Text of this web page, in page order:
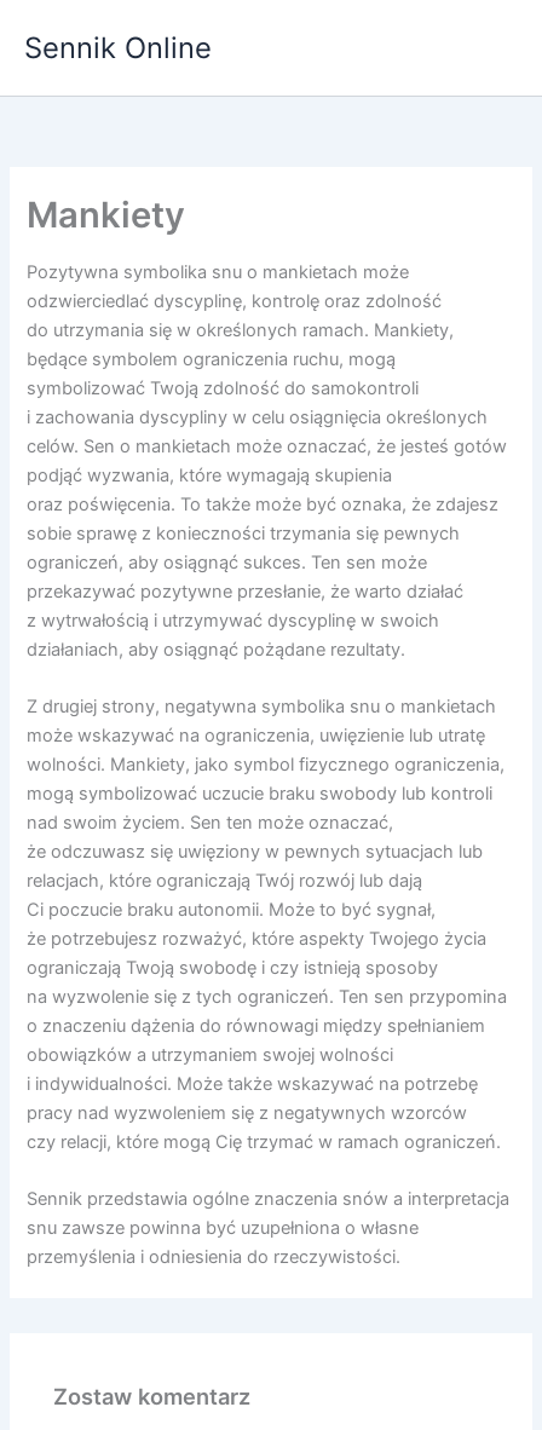
Sennik Online
Mankiety
Pozytywna symbolika snu o mankietach może
odzwierciedlać dyscyplinę, kontrolę oraz zdolność
do utrzymania się w określonych ramach. Mankiety,
będące symbolem ograniczenia ruchu, mogą
symbolizować Twoją zdolność do samokontroli
i zachowania dyscypliny w celu osiągnięcia określonych
celów. Sen o mankietach może oznaczać, że jesteś gotów
podjąć wyzwania, które wymagają skupienia
oraz poświęcenia. To także może być oznaka, że zdajesz
sobie sprawę z konieczności trzymania się pewnych
ograniczeń, aby osiągnąć sukces. Ten sen może
przekazywać pozytywne przesłanie, że warto działać
z wytrwałością i utrzymywać dyscyplinę w swoich
działaniach, aby osiągnąć pożądane rezultaty.
Z drugiej strony, negatywna symbolika snu o mankietach
może wskazywać na ograniczenia, uwięzienie lub utratę
wolności. Mankiety, jako symbol fizycznego ograniczenia,
mogą symbolizować uczucie braku swobody lub kontroli
nad swoim życiem. Sen ten może oznaczać,
że odczuwasz się uwięziony w pewnych sytuacjach lub
relacjach, które ograniczają Twój rozwój lub dają
Ci poczucie braku autonomii. Może to być sygnał,
że potrzebujesz rozważyć, które aspekty Twojego życia
ograniczają Twoją swobodę i czy istnieją sposoby
na wyzwolenie się z tych ograniczeń. Ten sen przypomina
o znaczeniu dążenia do równowagi między spełnianiem
obowiązków a utrzymaniem swojej wolności
i indywidualności. Może także wskazywać na potrzebę
pracy nad wyzwoleniem się z negatywnych wzorców
czy relacji, które mogą Cię trzymać w ramach ograniczeń.
Sennik przedstawia ogólne znaczenia snów a interpretacja
snu zawsze powinna być uzupełniona o własne
przemyślenia i odniesienia do rzeczywistości.
Zostaw komentarz